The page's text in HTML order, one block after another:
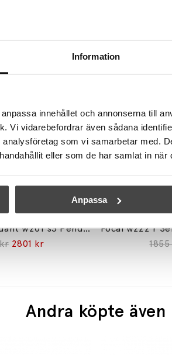
Information
innehållet och annonserna till
Vi vidarebefordrar även sådana
som vi samarbetar med.
eller som de har samlat in när
Anpassa
Extra Small Pendant w201 s3 Pendel Black
2801 kr
Andra köpte även